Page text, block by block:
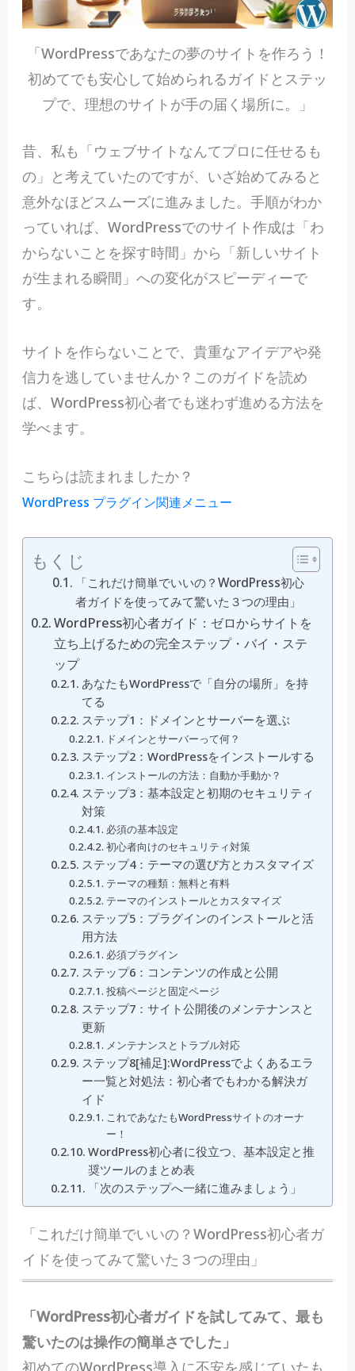
「WordPressであなたの夢のサイトを作ろう！
初めてでも安心して始められるガイドとステッ
プで、理想のサイトが手の届く場所に。」
昔、私も「ウェブサイトなんてプロに任せるも
の」と考えていたのですが、いざ始めてみると
意外なほどスムーズに進みました。手順がわか
っていれば、WordPressでのサイト作成は「わ
からないことを探す時間」から「新しいサイト
が生まれる瞬間」への変化がスピーディーで
す。
サイトを作らないことで、貴重なアイデアや発
信力を逃していませんか？このガイドを読め
ば、WordPress初心者でも迷わず進める方法を
学べます。
こちらは読まれましたか？
WordPress プラグイン関連メニュー
もくじ
「これだけ簡単でいいの？WordPress初心
者ガイドを使ってみて驚いた３つの理由」
WordPress初心者ガイド：ゼロからサイトを
立ち上げるための完全ステップ・バイ・ステ
ップ
あなたもWordPressで「自分の場所」を持
てる
ステップ1：ドメインとサーバーを選ぶ
ドメインとサーバーって何？
ステップ2：WordPressをインストールする
インストールの方法：自動か手動か？
ステップ3：基本設定と初期のセキュリティ
対策
必須の基本設定
初心者向けのセキュリティ対策
ステップ4：テーマの選び方とカスタマイズ
テーマの種類：無料と有料
テーマのインストールとカスタマイズ
ステップ5：プラグインのインストールと活
用方法
必須プラグイン
ステップ6：コンテンツの作成と公開
投稿ページと固定ページ
ステップ7：サイト公開後のメンテナンスと
更新
メンテナンスとトラブル対応
ステップ8[補足]:WordPressでよくあるエラ
ー一覧と対処法：初心者でもわかる解決ガ
イド
これであなたもWordPressサイトのオーナ
ー！
WordPress初心者に役立つ、基本設定と推
奨ツールのまとめ表
「次のステップへ一緒に進みましょう」
「これだけ簡単でいいの？WordPress初心者ガ
イドを使ってみて驚いた３つの理由」
「WordPress初心者ガイドを試してみて、最も
驚いたのは操作の簡単さでした」